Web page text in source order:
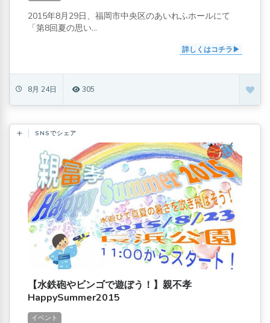
2015年8月29日、福岡市中央区のあいれふホールにて
「第8回夏の思い...
詳しくはコチラ
8月 24日 305
SNSでシェア
【水鉄砲やビンゴで遊ぼう！】親不孝
HappySummer2015
イベント